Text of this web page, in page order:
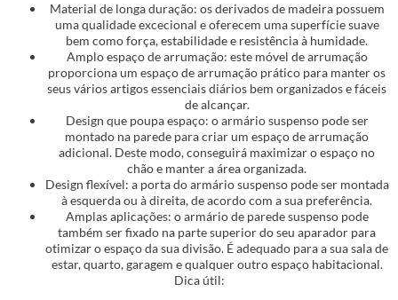
Material de longa duração: os derivados de madeira possuem
uma qualidade excecional e oferecem uma superfície suave
bem como força, estabilidade e resistência à humidade.
Amplo espaço de arrumação: este móvel de arrumação
proporciona um espaço de arrumação prático para manter os
seus vários artigos essenciais diários bem organizados e fáceis
de alcançar.
Design que poupa espaço: o armário suspenso pode ser
montado na parede para criar um espaço de arrumação
adicional. Deste modo, conseguirá maximizar o espaço no
chão e manter a área organizada.
Design flexível: a porta do armário suspenso pode ser montada
à esquerda ou à direita, de acordo com a sua preferência.
Amplas aplicações: o armário de parede suspenso pode
também ser fixado na parte superior do seu aparador para
otimizar o espaço da sua divisão. É adequado para a sua sala de
estar, quarto, garagem e qualquer outro espaço habitacional.
Dica útil: